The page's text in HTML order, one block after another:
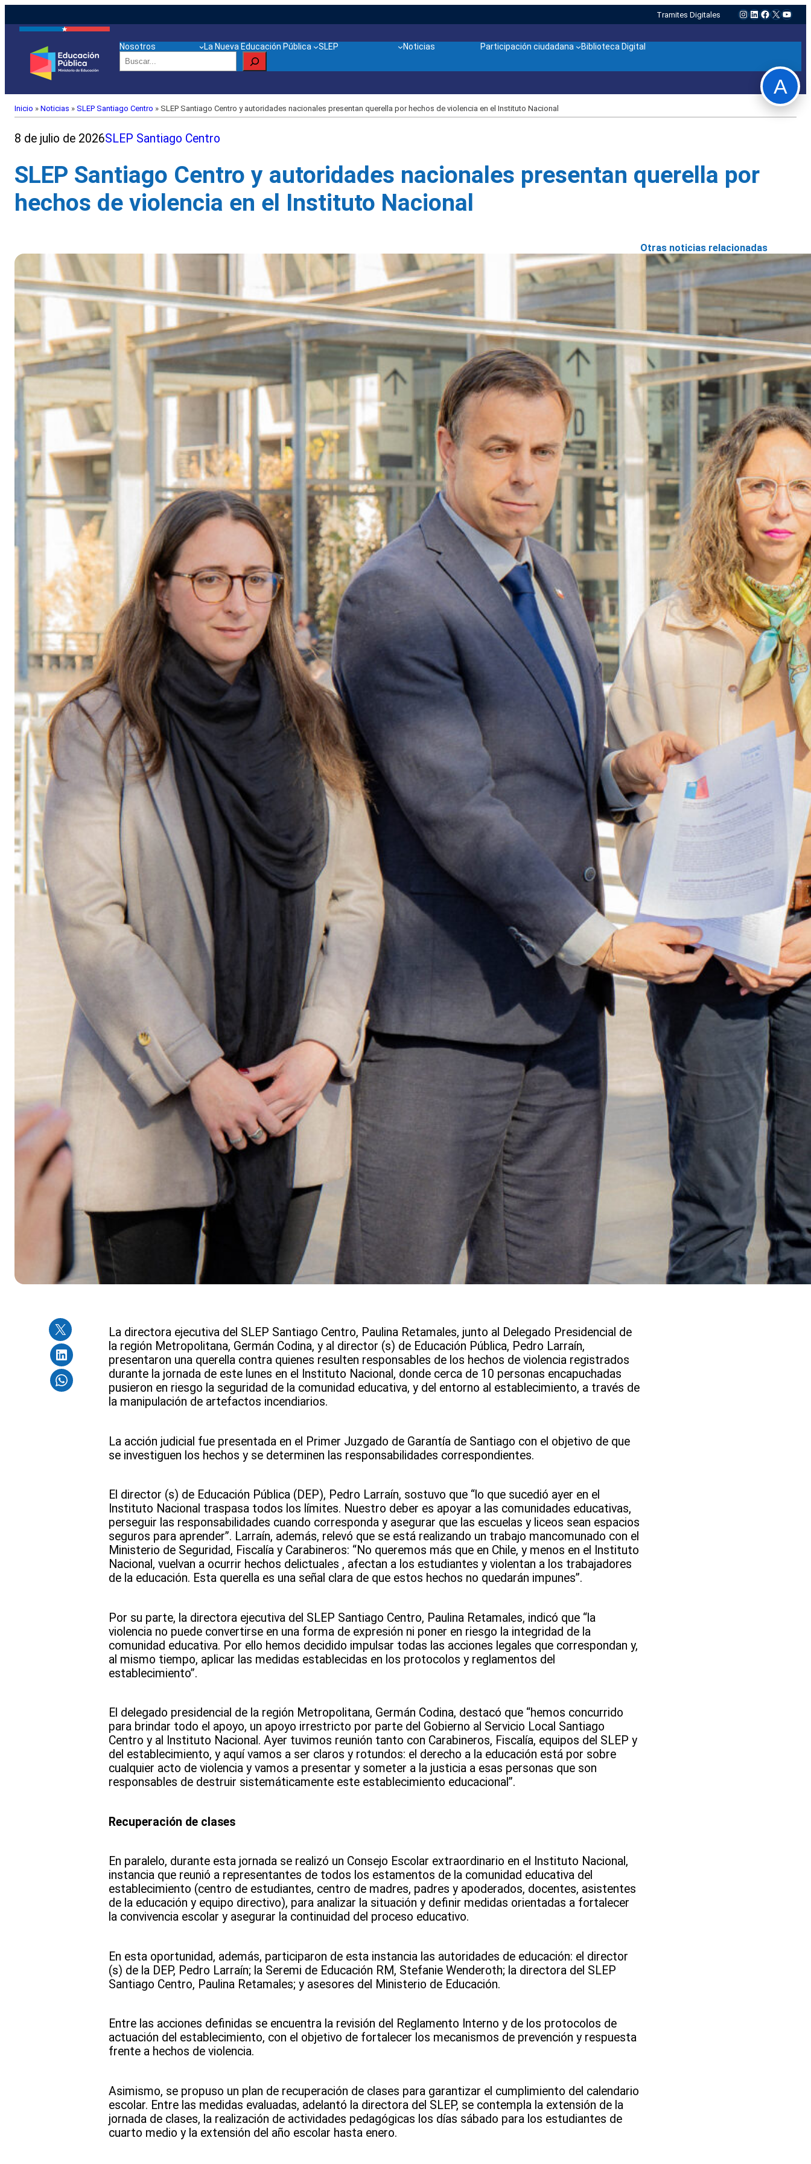
Tramites Digitales Instagram
LinkedIn
Facebook
X
Nosotros La Nueva Educación Pública SLEP Noticias Participación ciudadana
Biblioteca Digital
Buscar
Inicio » Noticias » SLEP Santiago Centro » SLEP Santiago Centro y autoridades nacionales presentan querella por hechos de violencia en el Instituto Nacional
8 de julio de 2026SLEP Santiago Centro
SLEP Santiago Centro y autoridades nacionales presentan querella por
hechos de violencia en el Instituto Nacional
La directora ejecutiva del SLEP Santiago Centro, Paulina Retamales, junto al Delegado Presidencial de
la región Metropolitana, Germán Codina, y al director (s) de Educación Pública, Pedro Larraín,
presentaron una querella contra quienes resulten responsables de los hechos de violencia registrados
durante la jornada de este lunes en el Instituto Nacional, donde cerca de 10 personas encapuchadas
pusieron en riesgo la seguridad de la comunidad educativa, y del entorno al establecimiento, a través de
la manipulación de artefactos incendiarios.
La acción judicial fue presentada en el Primer Juzgado de Garantía de Santiago con el objetivo de que
se investiguen los hechos y se determinen las responsabilidades correspondientes.
El director (s) de Educación Pública (DEP), Pedro Larraín, sostuvo que “lo que sucedió ayer en el
Instituto Nacional traspasa todos los límites. Nuestro deber es apoyar a las comunidades educativas,
perseguir las responsabilidades cuando corresponda y asegurar que las escuelas y liceos sean espacios
seguros para aprender”. Larraín, además, relevó que se está realizando un trabajo mancomunado con el
Ministerio de Seguridad, Fiscalía y Carabineros: “No queremos más que en Chile, y menos en el Instituto
Nacional, vuelvan a ocurrir hechos delictuales , afectan a los estudiantes y violentan a los trabajadores
de la educación. Esta querella es una señal clara de que estos hechos no quedarán impunes”.
Por su parte, la directora ejecutiva del SLEP Santiago Centro, Paulina Retamales, indicó que “la
violencia no puede convertirse en una forma de expresión ni poner en riesgo la integridad de la
comunidad educativa. Por ello hemos decidido impulsar todas las acciones legales que correspondan y,
al mismo tiempo, aplicar las medidas establecidas en los protocolos y reglamentos del
establecimiento”.
El delegado presidencial de la región Metropolitana, Germán Codina, destacó que “hemos concurrido
para brindar todo el apoyo, un apoyo irrestricto por parte del Gobierno al Servicio Local Santiago
Centro y al Instituto Nacional. Ayer tuvimos reunión tanto con Carabineros, Fiscalía, equipos del SLEP y
del establecimiento, y aquí vamos a ser claros y rotundos: el derecho a la educación está por sobre
cualquier acto de violencia y vamos a presentar y someter a la justicia a esas personas que son
responsables de destruir sistemáticamente este establecimiento educacional”.
Recuperación de clases
En paralelo, durante esta jornada se realizó un Consejo Escolar extraordinario en el Instituto Nacional,
instancia que reunió a representantes de todos los estamentos de la comunidad educativa del
establecimiento (centro de estudiantes, centro de madres, padres y apoderados, docentes, asistentes
de la educación y equipo directivo), para analizar la situación y definir medidas orientadas a fortalecer
la convivencia escolar y asegurar la continuidad del proceso educativo.
En esta oportunidad, además, participaron de esta instancia las autoridades de educación: el director
(s) de la DEP, Pedro Larraín; la Seremi de Educación RM, Stefanie Wenderoth; la directora del SLEP
Santiago Centro, Paulina Retamales; y asesores del Ministerio de Educación.
Entre las acciones definidas se encuentra la revisión del Reglamento Interno y de los protocolos de
actuación del establecimiento, con el objetivo de fortalecer los mecanismos de prevención y respuesta
frente a hechos de violencia.
Asimismo, se propuso un plan de recuperación de clases para garantizar el cumplimiento del calendario
escolar. Entre las medidas evaluadas, adelantó la directora del SLEP, se contempla la extensión de la
jornada de clases, la realización de actividades pedagógicas los días sábado para los estudiantes de
cuarto medio y la extensión del año escolar hasta enero.
Otras noticias relacionadas
Director (s) Pedro Larraín fue
parte del Día de la Actividad
Física en Escuela Capitán
Ávalos del SLEP Del Pino
Director (s) de Educación
Pública participó en
«Encuentro por la Lectura» de
SLEP Santa Corina
SLEP Santiago Centro expone
en Comisión de Educación del
Senado
A